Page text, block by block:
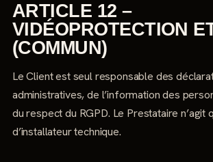
ARTICLE 12 –
VIDÉOPROTECTION
(COMMUN)
Le Client est seul responsable des
administratives, de l’information des
du respect du RGPD. Le Prestataire n’agit
d’installateur technique.